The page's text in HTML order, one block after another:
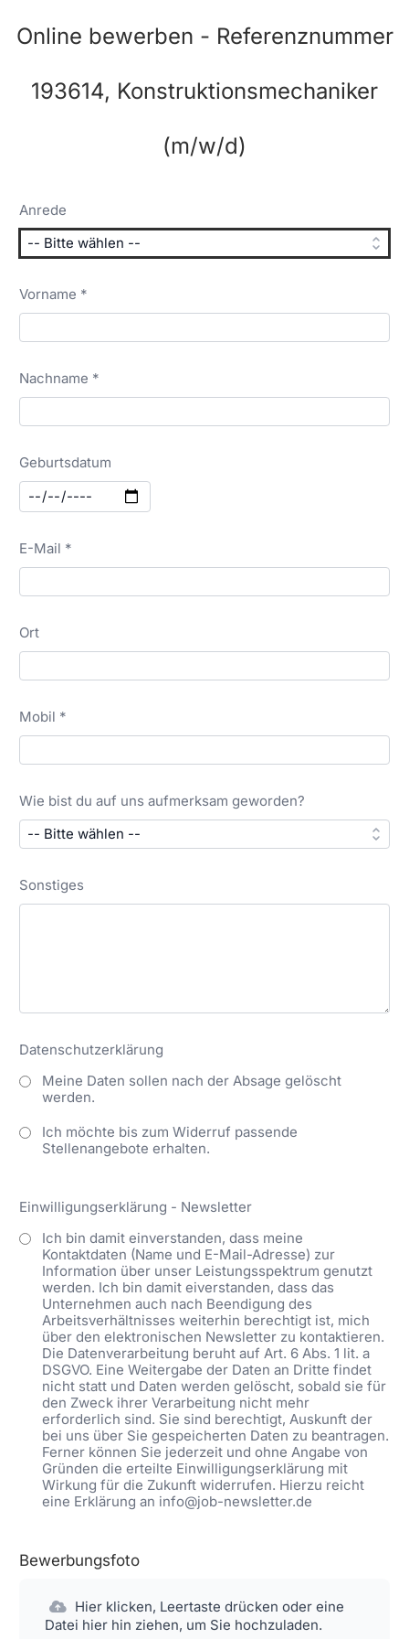
Online bewerben - Referenznummer
193614, Konstruktionsmechaniker
(m/w/d)
Anrede
Vorname *
Nachname *
Geburtsdatum
E-Mail *
Ort
Mobil *
Wie bist du auf uns aufmerksam geworden?
Sonstiges
Datenschutzerklärung
Meine Daten sollen nach der Absage gelöscht
werden.
Ich möchte bis zum Widerruf passende
Stellenangebote erhalten.
Einwilligungserklärung - Newsletter
Ich bin damit einverstanden, dass meine
Kontaktdaten (Name und E-Mail-Adresse) zur
Information über unser Leistungsspektrum genutzt
werden. Ich bin damit eiverstanden, dass das
Unternehmen auch nach Beendigung des
Arbeitsverhältnisses weiterhin berechtigt ist, mich
über den elektronischen Newsletter zu kontaktieren.
Die Datenverarbeitung beruht auf Art. 6 Abs. 1 lit. a
DSGVO. Eine Weitergabe der Daten an Dritte findet
nicht statt und Daten werden gelöscht, sobald sie für
den Zweck ihrer Verarbeitung nicht mehr
erforderlich sind. Sie sind berechtigt, Auskunft der
bei uns über Sie gespeicherten Daten zu beantragen.
Ferner können Sie jederzeit und ohne Angabe von
Gründen die erteilte Einwilligungserklärung mit
Wirkung für die Zukunft widerrufen. Hierzu reicht
eine Erklärung an info@job-newsletter.de
Bewerbungsfoto
Hier klicken, Leertaste drücken oder eine
Datei hier hin ziehen, um Sie hochzuladen.